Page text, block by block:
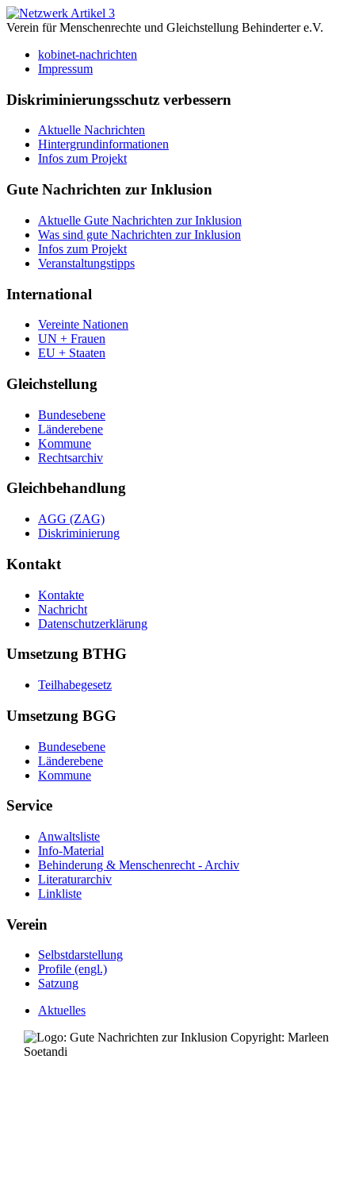
Verein für Menschenrechte und Gleichstellung Behinderter e.V.
kobinet-nachrichten
Impressum
Diskriminierungsschutz verbessern
Aktuelle Nachrichten
Hintergrundinformationen
Infos zum Projekt
Gute Nachrichten zur Inklusion
Aktuelle Gute Nachrichten zur Inklusion
Was sind gute Nachrichten zur Inklusion
Infos zum Projekt
Veranstaltungstipps
International
Vereinte Nationen
UN + Frauen
EU + Staaten
Gleichstellung
Bundesebene
Länderebene
Kommune
Rechtsarchiv
Gleichbehandlung
AGG (ZAG)
Diskriminierung
Kontakt
Kontakte
Nachricht
Datenschutzerklärung
Umsetzung BTHG
Teilhabegesetz
Umsetzung BGG
Bundesebene
Länderebene
Kommune
Service
Anwaltsliste
Info-Material
Behinderung & Menschenrecht - Archiv
Literaturarchiv
Linkliste
Verein
Selbstdarstellung
Profile (engl.)
Satzung
Aktuelles